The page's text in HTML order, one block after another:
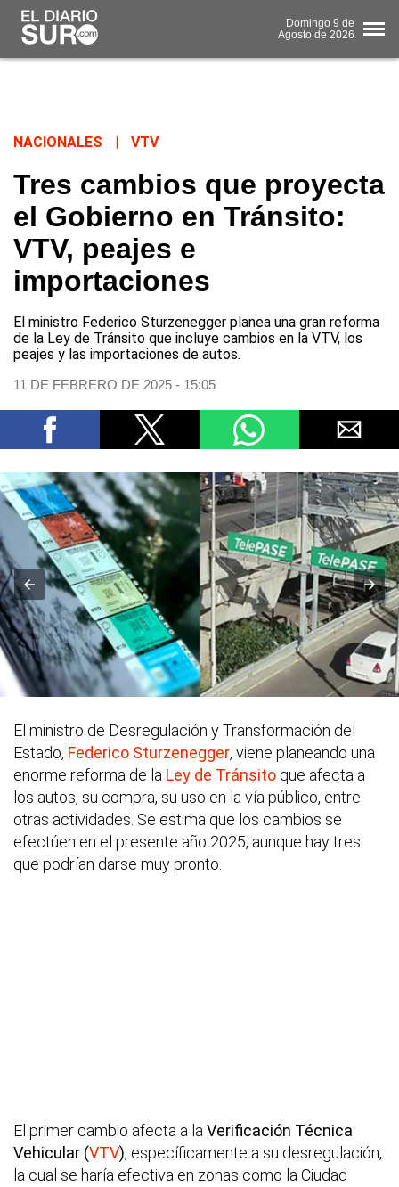
Domingo 9 de
Agosto de 2026
NACIONALES VTV
Tres cambios que proyecta
el Gobierno en Tránsito:
VTV, peajes e
importaciones
El ministro Federico Sturzenegger planea una gran reforma
de la Ley de Tránsito que incluye cambios en la VTV, los
peajes y las importaciones de autos.
11 DE FEBRERO DE 2025 - 15:05
El ministro de Desregulación y Transformación del
Estado, Federico Sturzenegger, viene planeando una
enorme reforma de la Ley de Tránsito que afecta a
los autos, su compra, su uso en la vía público, entre
otras actividades. Se estima que los cambios se
efectúen en el presente año 2025, aunque hay tres
que podrían darse muy pronto.
El primer cambio afecta a laVerificación Técnica
Vehicular (VTV), específicamente a su desregulación,
la cual se haría efectiva en zonas como la Ciudad